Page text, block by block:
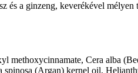
és a ginzeng, keverékével mélyen
methoxycinnamate, Cera alba
(Argan) kernel oil,